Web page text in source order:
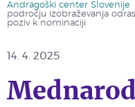
Andragoški center Slovenije
področju izobraževanja
poziv k nominaciji
14. 4. 2025